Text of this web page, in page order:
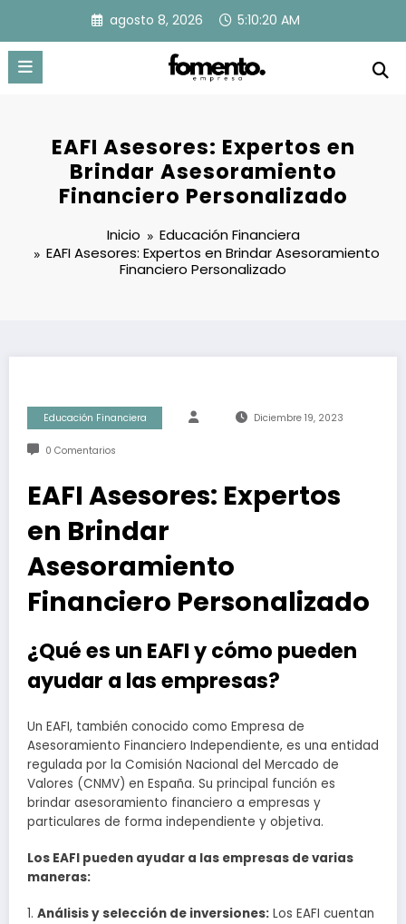
contenido
agosto 8, 2026 5:10:21 AM
EAFI Asesores: Expertos en
Brindar Asesoramiento
Financiero Personalizado
Inicio
Educación Financiera
EAFI Asesores: Expertos en Brindar Asesoramiento
Financiero Personalizado
Educación Financiera Diciembre 19, 2023
0 Comentarios
EAFI Asesores: Expertos
en Brindar
Asesoramiento
Financiero Personalizado
¿Qué es un EAFI y cómo pueden
ayudar a las empresas?
Un EAFI, también conocido como Empresa de
Asesoramiento Financiero Independiente, es una entidad
regulada por la Comisión Nacional del Mercado de
Valores (CNMV) en España. Su principal función es
brindar asesoramiento financiero a empresas y
particulares de forma independiente y objetiva.
Los EAFI pueden ayudar a las empresas de varias
maneras:
1. Análisis y selección de inversiones: Los EAFI cuentan